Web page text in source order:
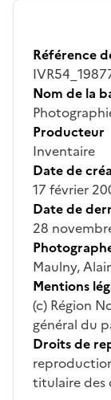
Référence
Nom de la
Producteur
Inventaire
Date de
17 février
Date de
28
Maulny,
Mentions
(c) Région
général du
Droits de
titulaire